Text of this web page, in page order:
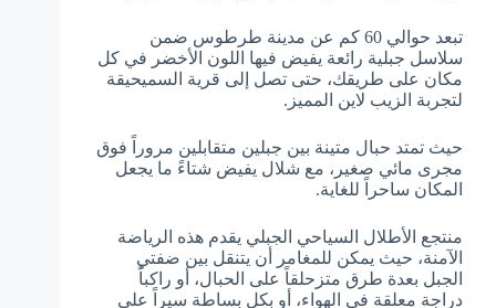
تبعد حوالي 60 كم عن مدينة طرطوس ضمن
سلاسل جبلية رائعة يفيض فيها اللون الأخضر في كل
مكان على طريقك، حتى تصل إلى قرية السميحيقة
لتجربة الزيب لاين المميز.
حيث تمتد حبال متينة بين جبلين متقابلين مروراً فوق
مجرى مائي صغير، مع شلال يفيض شتاءً ما يجعل
المكان ساحراً للغاية.
منتجع الأطلال السياحي الجبلي يقدم هذه الرياضة
الآمنة، حيث يمكن للمغامر أن يتنقل بين ضفتي
الجبل بعدة طرق متزحلقاً على الحبال، أو راكباً
دراجة معلقة في الهواء، أو بكل بساطة سيراً على